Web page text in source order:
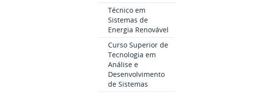
Técnico em
Sistemas de
Energia Renovável
Curso Superior de
Tecnologia em
Análise e
Desenvolvimento
de Sistemas